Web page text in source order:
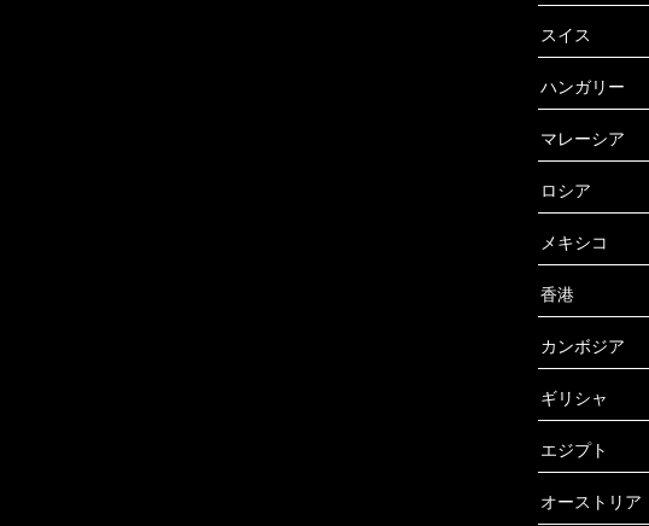
スイス
ハンガリー
マレーシア
ロシア
メキシコ
香港
カンボジア
ギリシャ
エジプト
オーストリア